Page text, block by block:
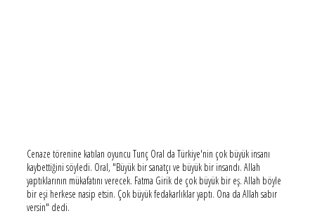
Cenaze törenine katılan oyuncu Tunç Oral da Türkiye'nin çok büyük insanı
kaybettiğini söyledi. Oral, "Büyük bir sanatçı ve büyük bir insandı. Allah
yaptıklarının mükafatını verecek. Fatma Girik de çok büyük bir eş. Allah böyle
bir eşi herkese nasip etsin. Çok büyük fedakarlıklar yaptı. Ona da Allah sabır
versin" dedi.